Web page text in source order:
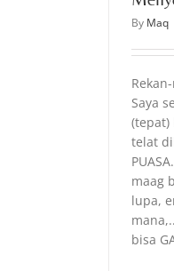
By Maq
Saya
(tepat)
telat
maag
lupa,
bisa